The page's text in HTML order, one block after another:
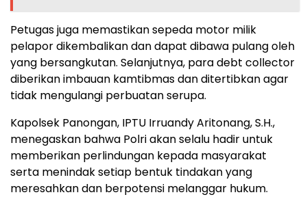
Petugas juga memastikan sepeda motor milik
pelapor dikembalikan dan dapat dibawa pulang oleh
yang bersangkutan. Selanjutnya, para debt collector
diberikan imbauan kamtibmas dan ditertibkan agar
tidak mengulangi perbuatan serupa.
Kapolsek Panongan, IPTU Irruandy Aritonang, S.H.,
menegaskan bahwa Polri akan selalu hadir untuk
memberikan perlindungan kepada masyarakat
serta menindak setiap bentuk tindakan yang
meresahkan dan berpotensi melanggar hukum.